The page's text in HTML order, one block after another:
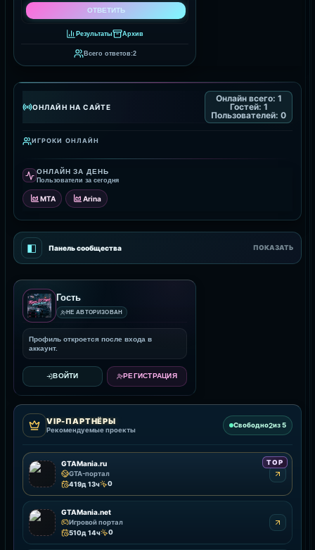
Результаты Архив
Всего ответов:2
ОНЛАЙН НА САЙТЕ
Онлайн всего: 1
Гостей: 1
Пользователей: 0
ИГРОКИ ОНЛАЙН
ОНЛАЙН ЗА ДЕНЬ
Пользователи за сегодня
MTA Arina
◧ Панель сообщества ПОКАЗАТЬ
Гость
НЕ АВТОРИЗОВАН
Профиль откроется после входа в
аккаунт.
ВОЙТИ РЕГИСТРАЦИЯ
VIP-ПАРТНЁРЫ
Рекомендуемые проекты
Свободно2из 5
TOP
GTAMania.ru
GTA-портал
419д 13ч
0
GTAMania.net
Игровой портал
510д 14ч
0